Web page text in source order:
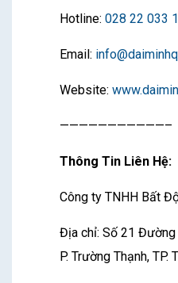
Hotline: 028 22 033
Email:
Website:
———————————–
Thông Tin Liên Hệ:
Công ty TNHH Bất
Địa chỉ: Số 21 Đường
P. Trường Thạnh, TP.